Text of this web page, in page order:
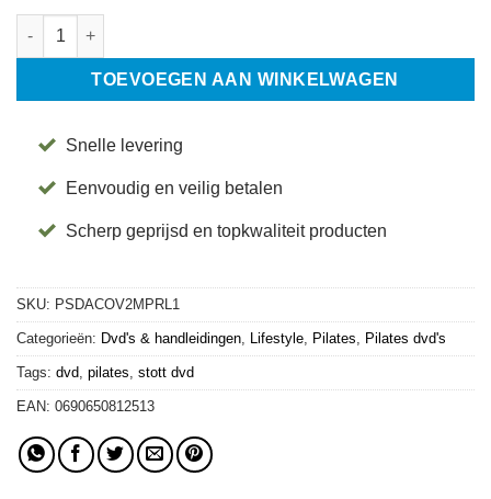
Pilates DVD - Athletic Conditioning on V2 Max Plus™
TOEVOEGEN AAN WINKELWAGEN
Snelle levering
Eenvoudig en veilig betalen
Scherp geprijsd en topkwaliteit producten
SKU: PSDACOV2MPRL1
Categorieën: Dvd's & handleidingen Lifestyle Pilates Pilates dvd's
Tags: dvd pilates stott dvd
EAN: 0690650812513